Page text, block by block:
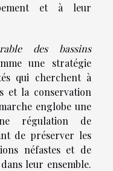
et à leur
des bassins
une stratégie
qui cherchent à
et la conservation
englobe une
régulation de
de préserver les
néfastes et de
leur ensemble.